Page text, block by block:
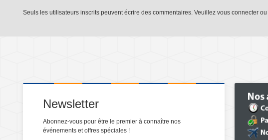
Seuls les utilisateurs inscrits peuvent écrire des commentaires. Veuillez vous connecter ou
Newsletter
Abonnez-vous pour être le premier à connaître nos
événements et offres spéciales !